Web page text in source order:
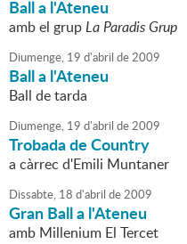
Ball a l'Ateneu
amb el grupLa Paradis Grup
Diumenge, 19 d'abril de2009
Ball a l'Ateneu
Ball de tarda
Diumenge, 19 d'abril de2009
Trobada de Country
a càrrec d'Emili Muntaner
Dissabte, 18 d'abril de2009
Gran Ball a l'Ateneu
amb Millenium El Tercet